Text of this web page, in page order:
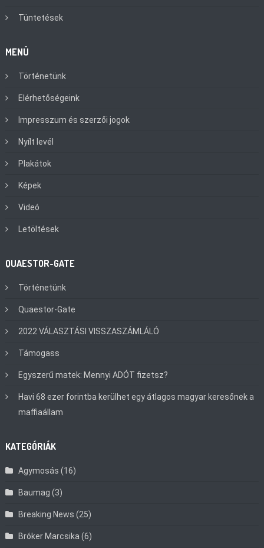
Tüntetések
MENÜ
Történetünk
Elérhetőségeink
Impresszum és szerzői jogok
Nyílt levél
Plakátok
Képek
Videó
Letöltések
QUAESTOR-GATE
Történetünk
Quaestor-Gate
2022 VÁLASZTÁSI VISSZASZÁMLÁLÓ
Támogass
Egyszerű matek: Mennyi ADÓT fizetsz?
Havi 68 ezer forintba kerülhet egy átlagos magyar keresőnek a
maffiaállam
KATEGÓRIÁK
Agymosás (16)
Baumag (3)
Breaking News (25)
Bróker Marcsika (6)